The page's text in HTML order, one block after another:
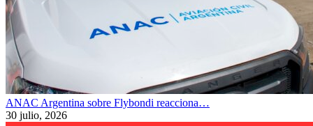
ANAC Argentina sobre Flybondi reacciona…
30 julio, 2026